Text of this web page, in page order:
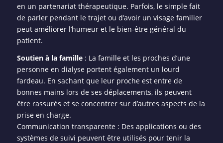
en un partenariat thérapeutique. Parfois, le simple fait
de parler pendant le trajet ou d’avoir un visage familier
peut améliorer l’humeur et le bien-être général du
patient.
Soutien à la famille: La famille et les proches d’une
personne en dialyse portent également un lourd
fardeau. En sachant que leur proche est entre de
bonnes mains lors de ses déplacements, ils peuvent
être rassurés et se concentrer sur d’autres aspects de la
prise en charge.
Communication transparente : Des applications ou des
systèmes de suivi peuvent être utilisés pour tenir la